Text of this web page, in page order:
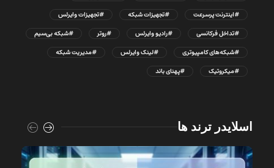
#اینترنت پرسرعت
#تجهیزات شبکه
#تجهیزات وایرلس
#تداخل فرکانسی
#رادیو وایرلس #روتر
#شبکه بی‌سیم
#شبکه‌های کامپیوتری
#لینک وایرلس
#مدیریت شبکه
#میکروتیک
#پهنای باند
اسلایدر ترند ها